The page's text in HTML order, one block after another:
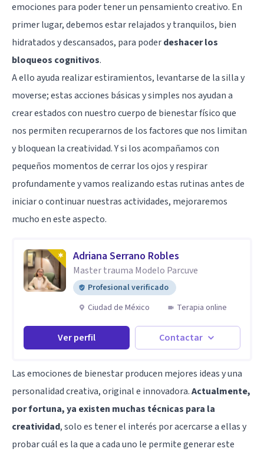
emociones para poder tener un pensamiento creativo. En
primer lugar, debemos estar relajados y tranquilos, bien
hidratados y descansados, para poderdeshacer los
bloqueos cognitivos.
A ello ayuda realizar estiramientos, levantarse de la silla y
moverse; estas acciones básicas y simples nos ayudan a
crear estados con nuestro cuerpo de bienestar físico que
nos permiten recuperarnos de los factores que nos limitan
y bloquean la creatividad. Y si los acompañamos con
pequeños momentos de cerrar los ojos y respirar
profundamente y vamos realizando estas rutinas antes de
iniciar o continuar nuestras actividades, mejoraremos
mucho en este aspecto.
Adriana Serrano Robles
Master trauma Modelo Parcuve
Profesional verificado
Ciudad de México
Terapia online
Ver perfil Contactar
Las emociones de bienestar producen mejores ideas y una
personalidad creativa, original e innovadora.Actualmente,
por fortuna, ya existen muchas técnicas para la
creatividad, solo es tener el interés por acercarse a ellas y
probar cuál es la que a cada uno le permite generar este